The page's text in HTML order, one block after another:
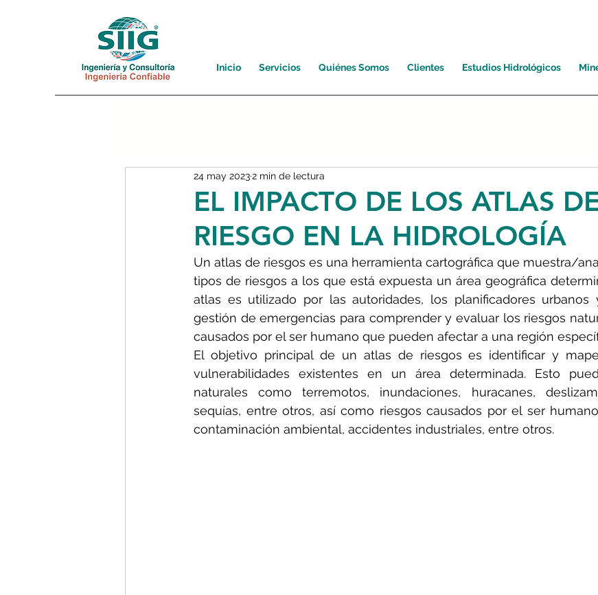
Inicio Servicios Quiénes Somos Clientes Estudios Hidrológicos
EL IMPACTO DE LOS ATLAS
RIESGO EN LA HIDROLOGÍA
24 may 20232 min de lectura
Un atlas de riesgos es una herramienta cartográfica que muestra/
tipos de riesgos a los que está expuesta un área geográfica
atlas es utilizado por las autoridades, los planificadores
gestión de emergencias para comprender y evaluar los riesgos
causados por el ser humano que pueden afectar a una región
El objetivo principal de un atlas de riesgos es identificar y
vulnerabilidades existentes en un área determinada. Esto
naturales como terremotos, inundaciones, huracanes,
sequías, entre otros, así como riesgos causados por el ser
contaminación ambiental, accidentes industriales, entre otros.